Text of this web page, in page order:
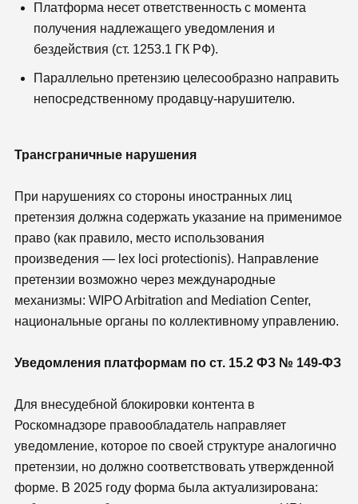
Платформа несет ответственность с момента
получения надлежащего уведомления и
бездействия (ст. 1253.1 ГК РФ).
Параллельно претензию целесообразно направить
непосредственному продавцу-нарушителю.
Трансграничные нарушения
При нарушениях со стороны иностранных лиц
претензия должна содержать указание на применимое
право (как правило, место использования
произведения — lex loci protectionis). Направление
претензии возможно через международные
механизмы: WIPO Arbitration and Mediation Center,
национальные органы по коллективному управлению.
Уведомления платформам по ст. 15.2 ФЗ № 149-ФЗ
Для внесудебной блокировки контента в
Роскомнадзоре правообладатель направляет
уведомление, которое по своей структуре аналогично
претензии, но должно соответствовать утвержденной
форме. В 2025 году форма была актуализирована: